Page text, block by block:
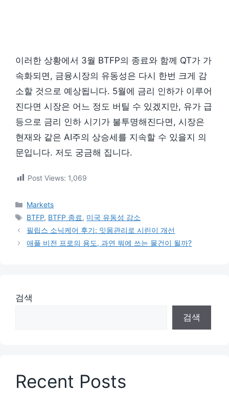
이러한 상황에서 3월 BTFP의 종료와 함께 QT가 가
속화되면, 금융시장의 유동성은 다시 한번 크게 감
소할 것으로 예상됩니다. 5월에 금리 인하가 이루어
진다면 시장은 어느 정도 버틸 수 있겠지만, 유가 급
등으로 금리 인하 시기가 불투명해진다면, 시장은
현재와 같은 AI주의 상승세를 지속할 수 있을지 의
문입니다. 저도 궁금해 집니다.
Post Views: 1,069
카
테
리
Markets
태
그
BTFP, BTFP 종료, 미국 유동성 감소
필립스 소닉케어 후기: 잇몸관리로 시린이 개선
애플 비전 프로의 용도, 과연 뭐에 쓰는 물건이 될까?
검색
검색
Recent Posts